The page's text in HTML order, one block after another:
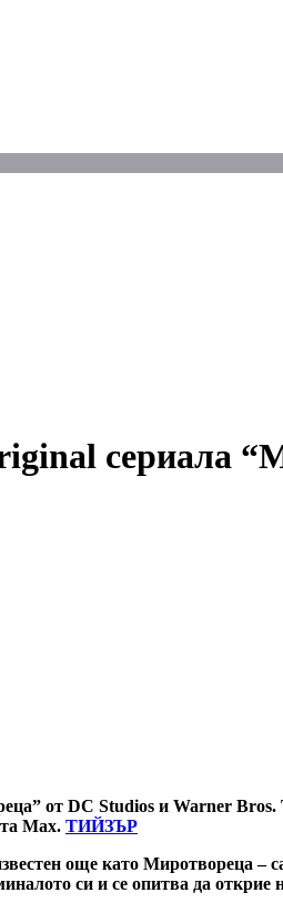
сериалa
от DC Studios и Warner
Max. ТИЙЗЪР
още като Миротвореца –
си и се опитва да